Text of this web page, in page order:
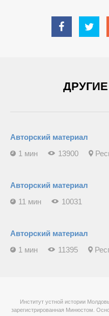
Авторский материал
1 мин
13900
Авторский материал
11 мин
10031
Авторский материал
1 мин
11395
Институт устной истории
зарегистрированная Минюстом.